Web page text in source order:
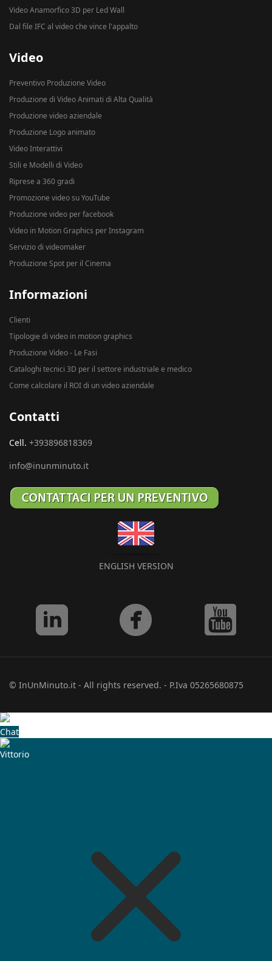
Video Anamorfico 3D per Led Wall
Dal file IFC al video che vince l'appalto
Video
Preventivo Produzione Video
Produzione di Video Animati di Alta Qualità
Produzione video aziendale
Produzione Logo animato
Video Interattivi
Stili e Modelli di Video
Riprese a 360 gradi
Promozione video su YouTube
Produzione video per facebook
Video in Motion Graphics per Instagram
Servizio di videomaker
Produzione Spot per il Cinema
Informazioni
Clienti
Tipologie di video in motion graphics
Produzione Video - Le Fasi
Cataloghi tecnici 3D per il settore industriale e medico
Come calcolare il ROI di un video aziendale
Contatti
Cell. +393896818369
info@inunminuto.it
ENGLISH VERSION
© InUnMinuto.it - All rights reserved. - P.Iva 05265680875
Chat
Vittorio